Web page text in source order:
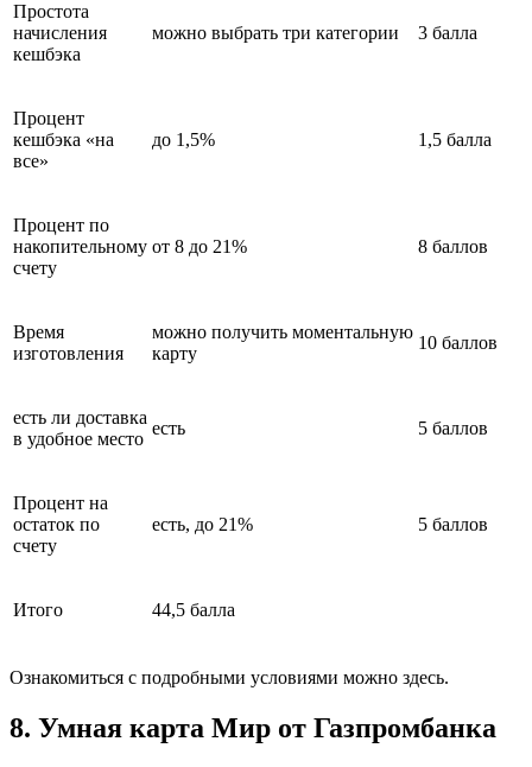
Простота
начисления
кешбэка
можно выбрать три категории 3 балла
Процент
кешбэка «на
все»
до 1,5% 1,5 балла
Процент по
накопительному
счету
от 8 до 21% 8 баллов
Время
изготовления
можно получить моментальную
карту
10 баллов
есть ли доставка
в удобное место
есть 5 баллов
Процент на
остаток по
счету
есть, до 21% 5 баллов
Итого 44,5 балла
Ознакомиться с подробными условиями можно здесь.
8. Умная карта Мир от Газпромбанка